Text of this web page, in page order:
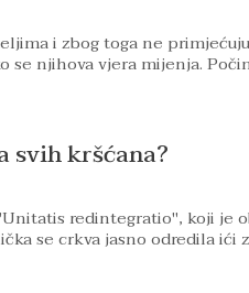
i zbog toga ne
se njihova vjera mijenja.
kršćana?
redintegratio", koji je
se crkva jasno odredila